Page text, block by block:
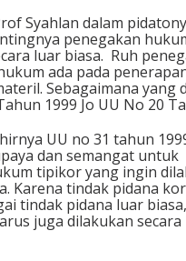
Syahlan dalam
penegakan
luar biasa. Ruh
ada pada
Sebagaimana yang
1999 Jo UU No 20
UU no 31 tahun
dan semangat untuk
tipikor yang ingin
Karena tindak pidana
tindak pidana luar biasa,
juga dilakukan